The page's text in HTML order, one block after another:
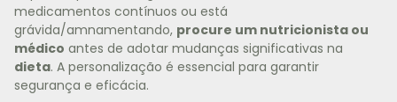
medicamentos contínuos ou está
grávida/amnamentando, procure um nutricionista ou
médico antes de adotar mudanças significativas na
dieta. A personalização é essencial para garantir
segurança e eficácia.